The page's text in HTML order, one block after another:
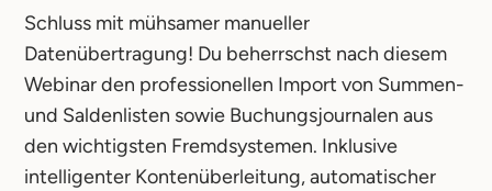
Schluss mit mühsamer manueller
Datenübertragung! Du beherrschst nach diesem
Webinar den professionellen Import von Summen-
und Saldenlisten sowie Buchungsjournalen aus
den wichtigsten Fremdsystemen. Inklusive
intelligenter Kontenüberleitung, automatischer